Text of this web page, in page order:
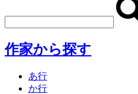
作家から探す
あ行
か行